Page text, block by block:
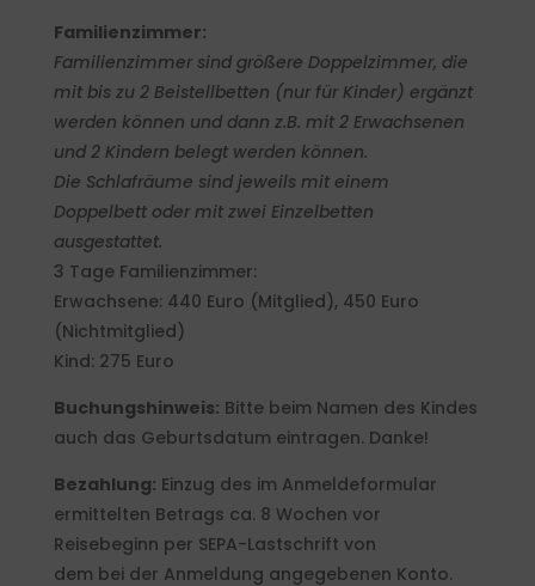
Familienzimmer:
Familienzimmer sind größere Doppelzimmer, die
mit bis zu 2 Beistellbetten (nur für Kinder) ergänzt
werden können und dann z.B. mit 2 Erwachsenen
und 2 Kindern belegt werden können.
Die Schlafräume sind jeweils mit einem
Doppelbett oder mit zwei Einzelbetten
ausgestattet.
3 Tage Familienzimmer:
Erwachsene: 440 Euro (Mitglied), 450 Euro
(Nichtmitglied)
Kind: 275 Euro
Buchungshinweis: Bitte beim Namen des Kindes
auch das Geburtsdatum eintragen. Danke!
Bezahlung: Einzug des im Anmeldeformular
ermittelten Betrags ca. 8 Wochen vor
Reisebeginn per SEPA-Lastschrift von
dem bei der Anmeldung angegebenen Konto.